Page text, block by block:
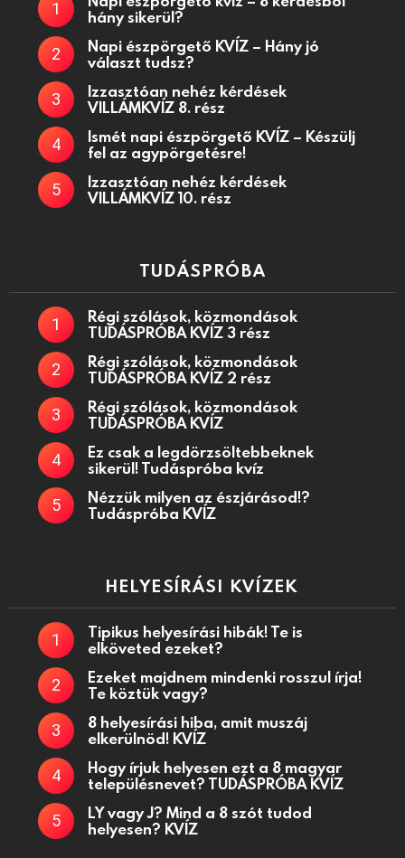
hány sikerül?
Napi észpörgető KVÍZ – Hány jó
választ tudsz?
Izzasztóan nehéz kérdések
VILLÁMKVÍZ 8. rész
Ismét napi észpörgető KVÍZ – Készülj
fel az agypörgetésre!
Izzasztóan nehéz kérdések
VILLÁMKVÍZ 10. rész
TUDÁSPRÓBA
Régi szólások, közmondások
TUDÁSPRÓBA KVÍZ 3 rész
Régi szólások, közmondások
TUDÁSPRÓBA KVÍZ 2 rész
Régi szólások, közmondások
TUDÁSPRÓBA KVÍZ
Ez csak a legdörzsöltebbeknek
sikerül! Tudáspróba kvíz
Nézzük milyen az észjárásod!?
Tudáspróba KVÍZ
HELYESÍRÁSI KVÍZEK
Tipikus helyesírási hibák! Te is
elköveted ezeket?
Ezeket majdnem mindenki rosszul írja!
Te köztük vagy?
8 helyesírási hiba, amit muszáj
elkerülnöd! KVÍZ
Hogy írjuk helyesen ezt a 8 magyar
településnevet? TUDÁSPRÓBA KVÍZ
LY vagy J? Mind a 8 szót tudod
helyesen? KVÍZ